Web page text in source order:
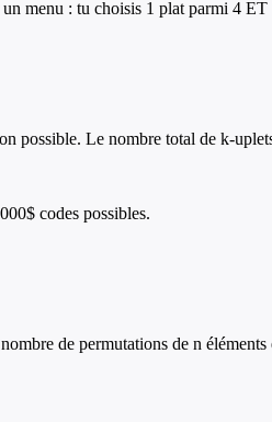
menu : tu choisis 1 plat parmi 4
possible. Le nombre total de k-
codes possibles.
de permutations de n